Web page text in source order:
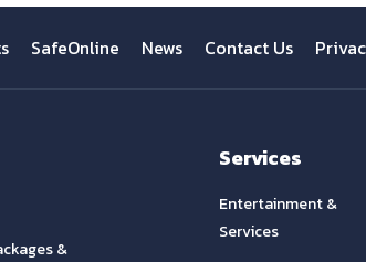
SafeOnline News Contact Us
&
Services
Entertainment &
Services